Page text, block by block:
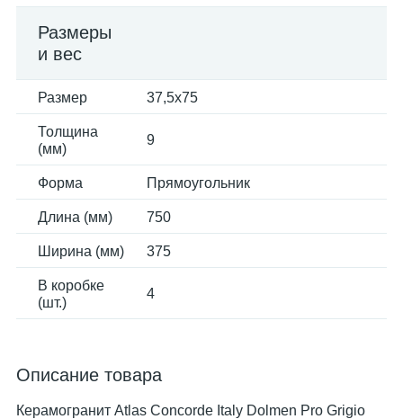
Размеры
и вес
Размер 37,5x75
Толщина
(мм)
9
Форма Прямоугольник
Длина (мм) 750
Ширина (мм) 375
В коробке
(шт.)
4
Описание товара
Керамогранит Atlas Concorde Italy Dolmen Pro Grigio